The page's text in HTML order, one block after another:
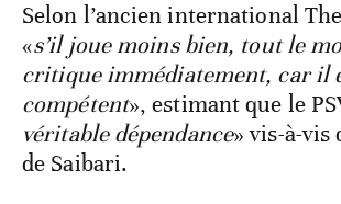
Selon l’ancien international
«s’il joue moins bien, tout le
critique immédiatement, car il
compétent», estimant que le
véritable dépendance» vis-à-vis
de Saibari.